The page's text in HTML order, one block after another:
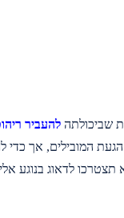
שביכולתה להעביר
המובילים, אך כדי
תצטרכו לדאוג בנוגע